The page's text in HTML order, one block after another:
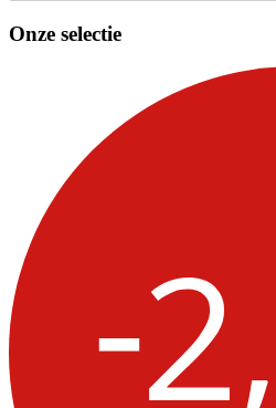
Onze selectie